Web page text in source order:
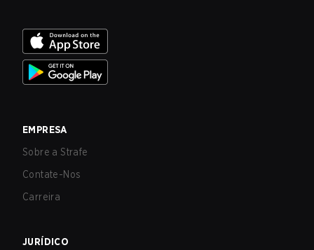
EMPRESA
Sobre a Strafe
Contate-Nos
Carreira
JURÍDICO